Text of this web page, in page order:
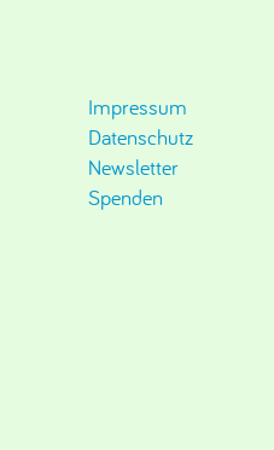
Impressum
Datenschutz
Newsletter
Spenden